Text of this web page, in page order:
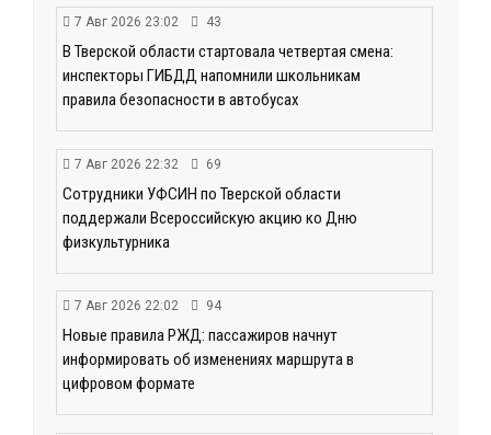
7 Авг 2026 23:02 43
В Тверской области стартовала четвертая смена:
инспекторы ГИБДД напомнили школьникам
правила безопасности в автобусах
7 Авг 2026 22:32 69
Сотрудники УФСИН по Тверской области
поддержали Всероссийскую акцию ко Дню
физкультурника
7 Авг 2026 22:02 94
Новые правила РЖД: пассажиров начнут
информировать об изменениях маршрута в
цифровом формате